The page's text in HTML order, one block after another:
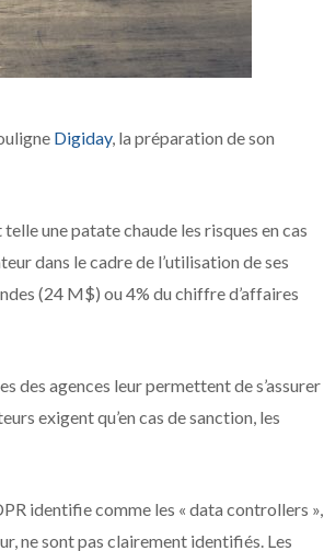
Digiday, la préparation de son
une patate chaude les risques en cas
dans le cadre de l’utilisation de ses
(24 M$) ou 4% du chiffre d’affaires
des agences leur permettent de s’assurer
exigent qu’en cas de sanction, les
identifie comme les « data controllers »,
ne sont pas clairement identifiés. Les